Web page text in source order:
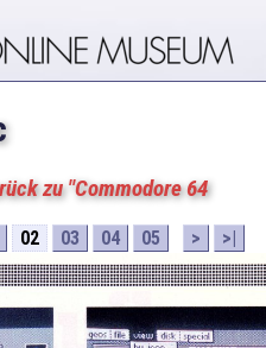
zu "Commodore 64
02 03 04 05 > >|